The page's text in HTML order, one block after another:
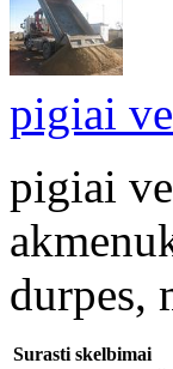
pigiai
pigiai
durpes,
Surasti skelbimai